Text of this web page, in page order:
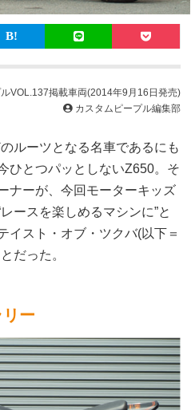
VOL.137掲載車両(2014年9月16日発売)
カスタムピープル編集部
ルーツとなる名車であるにも
ひとつパッとしないZ650。そ
ナーが、今回モーターキッズ
ースを楽しめるマシンに”と
イスト・オブ・ツクバ(以下＝
だった。
ー